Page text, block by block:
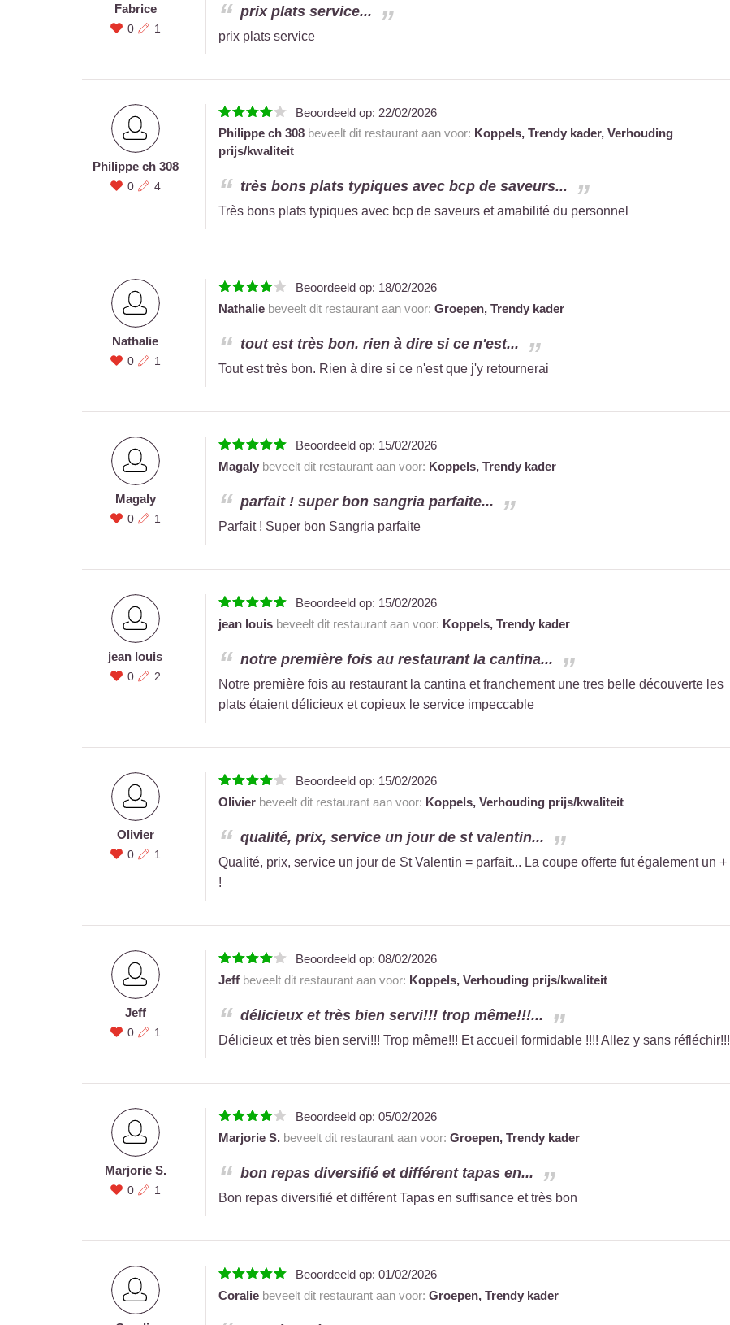
Fabrice
0 1
prix plats service...
prix plats service
Philippe ch 308
0 4
Beoordeeld op: 22/02/2026
Philippe ch 308beveelt dit restaurant aan voor: Koppels, Trendy kader, Verhouding
prijs/kwaliteit
très bons plats typiques avec bcp de saveurs...
Très bons plats typiques avec bcp de saveurs et amabilité du personnel
Nathalie
0 1
Beoordeeld op: 18/02/2026
Nathaliebeveelt dit restaurant aan voor: Groepen, Trendy kader
tout est très bon. rien à dire si ce n'est...
Tout est très bon. Rien à dire si ce n'est que j'y retournerai
Magaly
0 1
Beoordeeld op: 15/02/2026
Magalybeveelt dit restaurant aan voor: Koppels, Trendy kader
parfait ! super bon sangria parfaite...
Parfait ! Super bon Sangria parfaite
jean louis
0 2
Beoordeeld op: 15/02/2026
jean louisbeveelt dit restaurant aan voor: Koppels, Trendy kader
notre première fois au restaurant la cantina...
Notre première fois au restaurant la cantina et franchement une tres belle découverte les
plats étaient délicieux et copieux le service impeccable
Olivier
0 1
Beoordeeld op: 15/02/2026
Olivierbeveelt dit restaurant aan voor: Koppels, Verhouding prijs/kwaliteit
qualité, prix, service un jour de st valentin...
Qualité, prix, service un jour de St Valentin = parfait... La coupe offerte fut également un +
!
Jeff
0 1
Beoordeeld op: 08/02/2026
Jeffbeveelt dit restaurant aan voor: Koppels, Verhouding prijs/kwaliteit
délicieux et très bien servi!!! trop même!!!...
Délicieux et très bien servi!!! Trop même!!! Et accueil formidable !!!! Allez y sans réfléchir!!!
Marjorie S.
0 1
Beoordeeld op: 05/02/2026
Marjorie S.beveelt dit restaurant aan voor: Groepen, Trendy kader
bon repas diversifié et différent tapas en...
Bon repas diversifié et différent Tapas en suffisance et très bon
Beoordeeld op: 01/02/2026
Coraliebeveelt dit restaurant aan voor: Groepen, Trendy kader